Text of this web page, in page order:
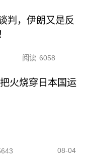
判，伊朗又是反
阅读 6058
火烧穿日本国运
08-04